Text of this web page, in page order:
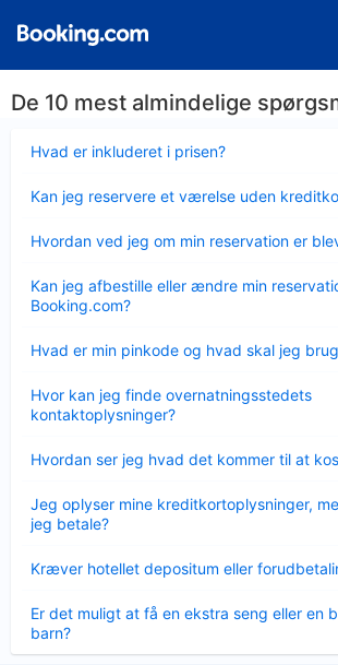
De 10 mest almindelige
Hvad er inkluderet i prisen?
Kan jeg reservere et værelse uden
Hvordan ved jeg om min reservation er
Kan jeg afbestille eller ændre min
Booking.com?
Hvad er min pinkode og hvad skal jeg
Hvor kan jeg finde overnatningsstedets
kontaktoplysninger?
Hvordan ser jeg hvad det kommer til at
Jeg oplyser mine kreditkortoplysninger,
jeg betale?
Kræver hotellet depositum eller
Er det muligt at få en ekstra seng eller en
barn?